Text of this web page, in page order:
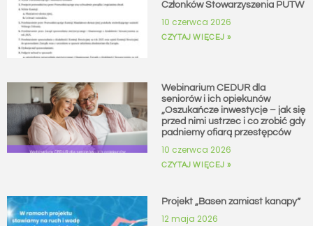
Członków Stowarzyszenia PUTW
10 czerwca 2026
CZYTAJ WIĘCEJ »
Webinarium CEDUR dla
seniorów i ich opiekunów
„Oszukańcze inwestycje – jak się
przed nimi ustrzec i co zrobić gdy
padniemy ofiarą przestępców
10 czerwca 2026
CZYTAJ WIĘCEJ »
Projekt „Basen zamiast kanapy”
12 maja 2026